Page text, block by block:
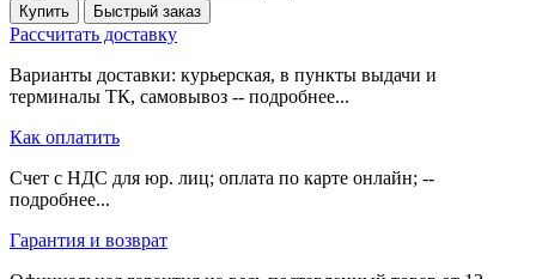
Купить
Быстрый заказ
Рассчитать доставку
Варианты доставки: курьерская, в пункты выдачи и
терминалы ТК, самовывоз -- подробнее...
Как оплатить
Счет с НДС для юр. лиц; оплата по карте онлайн; --
подробнее...
Гарантия и возврат